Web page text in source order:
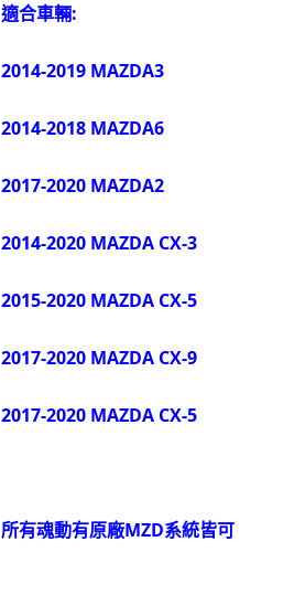
適合車輛:
2014-2019 MAZDA3
2014-2018 MAZDA6
2017-2020 MAZDA2
2014-2020 MAZDA CX-3
2015-2020 MAZDA CX-5
2017-2020 MAZDA CX-9
2017-2020 MAZDA CX-5
所有魂動有原廠MZD系統皆可